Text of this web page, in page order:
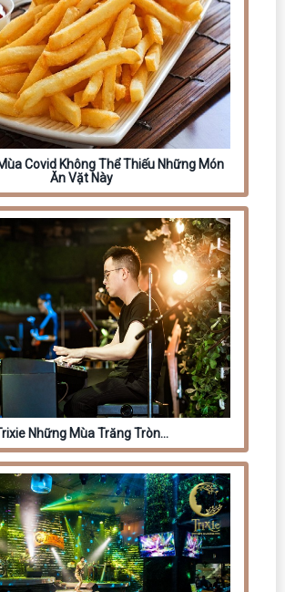
Covid Không Thể Thiếu Những Món
Ăn Vặt Này
Những Mùa Trăng Tròn…